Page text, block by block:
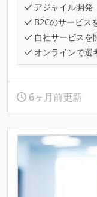
アジャイル開発
B2Cのサービス
自社サービスを
オンラインで選
6ヶ月前更新